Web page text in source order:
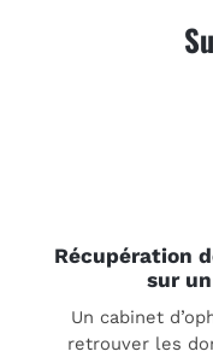
Récupération
sur
Un cabinet
retrouver les